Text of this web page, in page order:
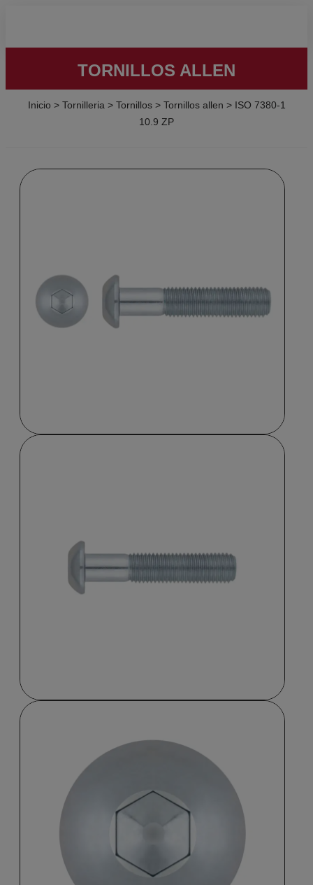
TORNILLOS ALLEN
Inicio > Tornilleria > Tornillos> Tornillos allen > ISO 7380-1
10.9 ZP